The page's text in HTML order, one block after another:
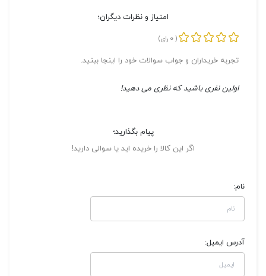
امتیاز و نظرات دیگران؛
(
0 رای)
تجربه خریداران و جواب سوالات خود را اینجا ببنید.
اولین نفری باشید که نظری می دهید!
پیام بگذارید؛
اگر این کالا را خریده اید یا سوالی دارید!
نام:
آدرس ایمیل: